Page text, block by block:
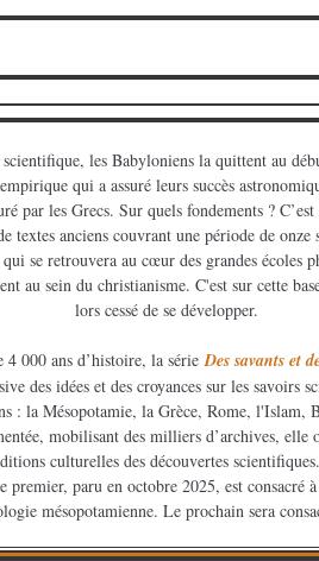
scientifique, les Babyloniens la quittent au
qui a assuré leurs succès
par les Grecs. Sur quels fondements ?
textes anciens couvrant une période de
qui se retrouvera au cœur des grandes écoles
au sein du christianisme. C'est sur cette
lors cessé de se développer.
4 000 ans d’histoire, la série Des savants et
des idées et des croyances sur les savoirs
: la Mésopotamie, la Grèce, Rome, l'Islam,
mobilisant des milliers d’archives, elle
culturelles des découvertes
premier, paru en octobre 2025, est consacré
mésopotamienne. Le prochain sera